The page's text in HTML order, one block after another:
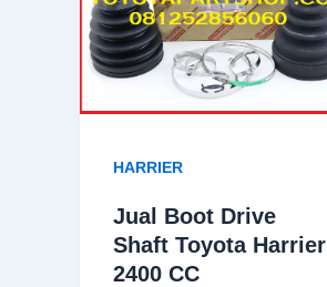
HARRIER
Jual Boot Drive
Shaft Toyota Harrier
2400 CC